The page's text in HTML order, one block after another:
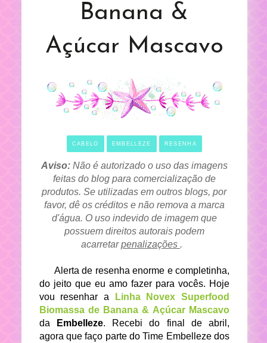
Banana &
Açúcar Mascavo
CABELO EMBELLEZE RESENHA
Aviso: Não é autorizado o uso das imagens
feitas do blog para comercialização de
produtos. Se utilizadas em outros blogs, por
favor, dê os créditos e não remova a marca
d'água. O uso indevido de imagem que
possuem direitos autorais podem
acarretarpenalizações .
Alerta de resenha enorme e completinha,
do jeito que eu amo fazer para vocês. Hoje
vou resenhar a
Linha Novex Superfood
Biomassa de Banana & Açúcar Mascavo
da
Embelleze. Recebi do final de abril,
agora que faço parte do Time Embelleze dos